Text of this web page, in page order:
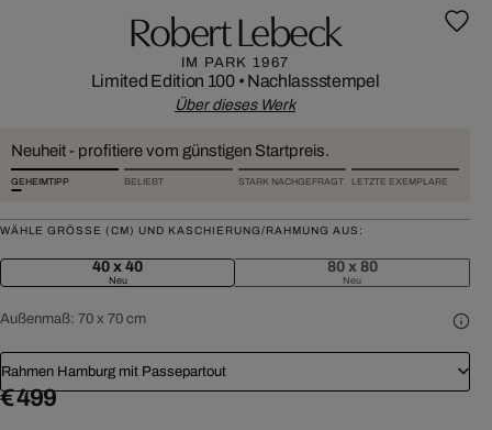
Robert Lebeck
IM PARK 1967
Limited Edition 100• Nachlassstempel
Über dieses Werk
Neuheit - profitiere vom günstigen Startpreis.
GEHEIMTIPP BELIEBT STARK NACHGEFRAGT LETZTE EXEMPLARE
WÄHLE GRÖSSE (CM) UND KASCHIERUNG/RAHMUNG AUS:
40 x 40
Neu
80 x 80
Neu
Außenmaß: 70 x 70 cm
Rahmen Hamburg mit Passepartout
€ 499